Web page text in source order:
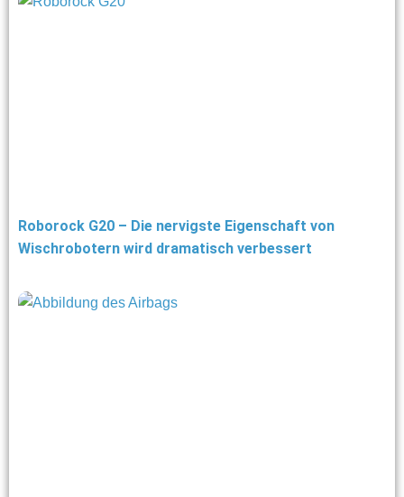
Roborock G20 – Die nervigste Eigenschaft von
Wischrobotern wird dramatisch verbessert